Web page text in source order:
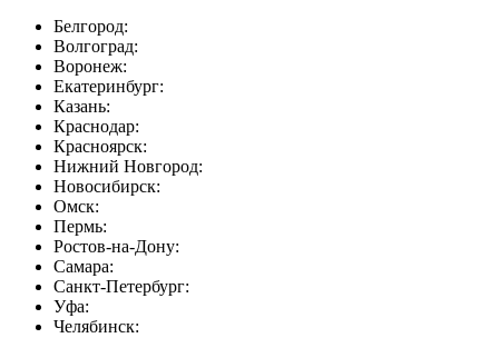
Белгород:
Волгоград:
Воронеж:
Екатеринбург:
Казань:
Краснодар:
Красноярск:
Нижний Новгород:
Новосибирск:
Омск:
Пермь:
Ростов-на-Дону:
Самара:
Санкт-Петербург:
Уфа:
Челябинск: